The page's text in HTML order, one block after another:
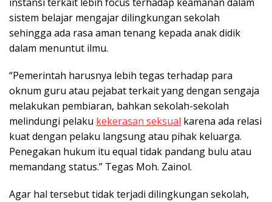
sistem belajar mengajar dilingkungan sekolah
sehingga ada rasa aman tenang kepada anak didik
dalam menuntut ilmu.
“Pemerintah harusnya lebih tegas terhadap para
oknum guru atau pejabat terkait yang dengan sengaja
melakukan pembiaran, bahkan sekolah-sekolah
melindungi pelaku kekerasan seksual karena ada relasi
kuat dengan pelaku langsung atau pihak keluarga.
Penegakan hukum itu equal tidak pandang bulu atau
memandang status.” Tegas Moh. Zainol.
Agar hal tersebut tidak terjadi dilingkungan sekolah,